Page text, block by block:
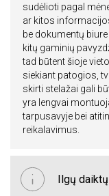
sudėlioti pagal
ar kitos
be dokumentų
kitų gaminių
tad būtent šioje
siekiant patogios,
skirti stelažai gali
yra lengvai
tarpusavyje bei
reikalavimus.
Ilgų